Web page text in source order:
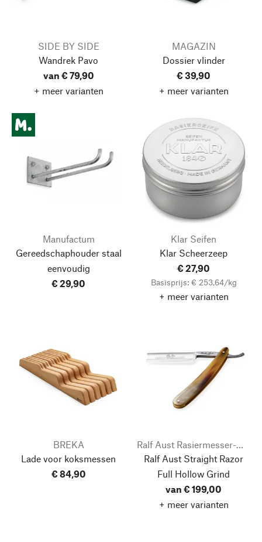
SIDE BY SIDE
Wandrek Pavo
van € 79,90
+ meer varianten
MAGAZIN
Dossier vlinder
€ 39,90
+ meer varianten
Manufactum
Gereedschaphouder staal
eenvoudig
€ 29,90
Klar Seifen
Klar Scheerzeep
€ 27,90
Basisprijs: € 253,64/kg
+ meer varianten
BREKA
Lade voor koksmessen
€ 84,90
Ralf Aust Rasiermesser-Manufaktur
Ralf Aust Straight Razor
Full Hollow Grind
van € 199,00
+ meer varianten